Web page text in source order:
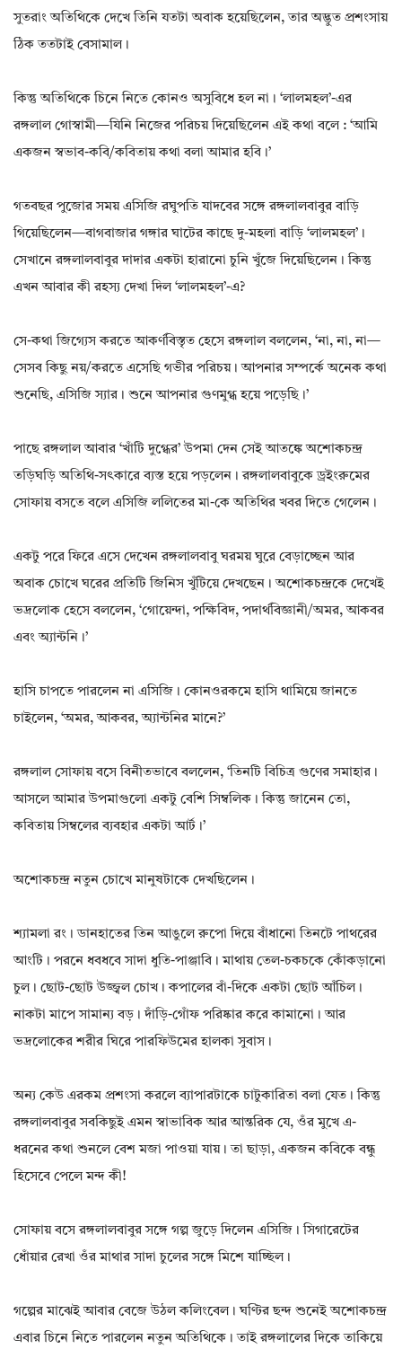
সুতরাং অতিথিকে দেখে তিনি যতটা অবাক হয়েছিলেন, তার অদ্ভুত প্রশংসায়
ঠিক ততটাই বেসামাল।
কিন্তু অতিথিকে চিনে নিতে কোনও অসুবিধে হল না। ‘লালমহল’-এর
রঙ্গলাল গোস্বামী—যিনি নিজের পরিচয় দিয়েছিলেন এই কথা বলে : ‘আমি
একজন স্বভাব-কবি/কবিতায় কথা বলা আমার হবি।’
গতবছর পুজোর সময় এসিজি রঘুপতি যাদবের সঙ্গে রঙ্গলালবাবুর বাড়ি
গিয়েছিলেন—বাগবাজার গঙ্গার ঘাটের কাছে দু-মহলা বাড়ি ‘লালমহল’।
সেখানে রঙ্গলালবাবুর দাদার একটা হারানো চুনি খুঁজে দিয়েছিলেন। কিন্তু
এখন আবার কী রহস্য দেখা দিল ‘লালমহল’-এ?
সে-কথা জিগ্যেস করতে আকর্ণবিস্তৃত হেসে রঙ্গলাল বললেন, ‘না, না, না—
সেসব কিছু নয়/করতে এসেছি গভীর পরিচয়। আপনার সম্পর্কে অনেক কথা
শুনেছি, এসিজি স্যার। শুনে আপনার গুণমুগ্ধ হয়ে পড়েছি।’
পাছে রঙ্গলাল আবার ‘খাঁটি দুগ্ধের’ উপমা দেন সেই আতঙ্কে অশোকচন্দ্র
তড়িঘড়ি অতিথি-সৎকারে ব্যস্ত হয়ে পড়লেন। রঙ্গলালবাবুকে ড্রইংরুমের
সোফায় বসতে বলে এসিজি ললিতের মা-কে অতিথির খবর দিতে গেলেন।
একটু পরে ফিরে এসে দেখেন রঙ্গলালবাবু ঘরময় ঘুরে বেড়াচ্ছেন আর
অবাক চোখে ঘরের প্রতিটি জিনিস খুঁটিয়ে দেখছেন। অশোকচন্দ্রকে দেখেই
ভদ্রলোক হেসে বললেন, ‘গোয়েন্দা, পক্ষিবিদ, পদার্থবিজ্ঞানী/অমর, আকবর
এবং অ্যান্টনি।’
হাসি চাপতে পারলেন না এসিজি। কোনওরকমে হাসি থামিয়ে জানতে
চাইলেন, ‘অমর, আকবর, অ্যান্টনির মানে?’
রঙ্গলাল সোফায় বসে বিনীতভাবে বললেন, ‘তিনটি বিচিত্র গুণের সমাহার।
আসলে আমার উপমাগুলো একটু বেশি সিম্বলিক। কিন্তু জানেন তো,
কবিতায় সিম্বলের ব্যবহার একটা আর্ট।’
অশোকচন্দ্র নতুন চোখে মানুষটাকে দেখছিলেন।
শ্যামলা রং। ডানহাতের তিন আঙুলে রুপো দিয়ে বাঁধানো তিনটে পাথরের
আংটি। পরনে ধবধবে সাদা ধুতি-পাঞ্জাবি। মাথায় তেল-চকচকে কোঁকড়ানো
চুল। ছোট-ছোট উজ্জ্বল চোখ। কপালের বাঁ-দিকে একটা ছোট আঁচিল।
নাকটা মাপে সামান্য বড়। দাঁড়ি-গোঁফ পরিষ্কার করে কামানো। আর
ভদ্রলোকের শরীর ঘিরে পারফিউমের হালকা সুবাস।
অন্য কেউ এরকম প্রশংসা করলে ব্যাপারটাকে চাটুকারিতা বলা যেত। কিন্তু
রঙ্গলালবাবুর সবকিছুই এমন স্বাভাবিক আর আন্তরিক যে, ওঁর মুখে এ-
ধরনের কথা শুনলে বেশ মজা পাওয়া যায়। তা ছাড়া, একজন কবিকে বন্ধু
হিসেবে পেলে মন্দ কী!
সোফায় বসে রঙ্গলালবাবুর সঙ্গে গল্প জুড়ে দিলেন এসিজি। সিগারেটের
ধোঁয়ার রেখা ওঁর মাথার সাদা চুলের সঙ্গে মিশে যাচ্ছিল।
গল্পের মাঝেই আবার বেজে উঠল কলিংবেল। ঘণ্টির ছন্দ শুনেই অশোকচন্দ্র
এবার চিনে নিতে পারলেন নতুন অতিথিকে। তাই রঙ্গলালের দিকে তাকিয়ে